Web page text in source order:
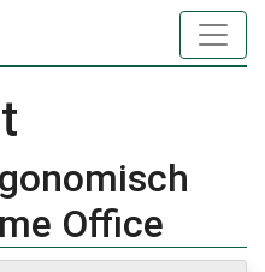
Office